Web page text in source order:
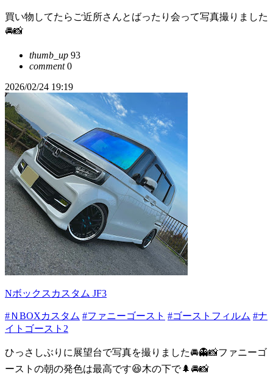
買い物してたらご近所さんとばったり会って写真撮りました
🚘📸
thumb_up 93
comment0
2026/02/24 19:19
Nボックスカスタム JF3
#ＮBOXカスタム #ファニーゴースト #ゴーストフィルム #ナ
イトゴースト2
ひっさしぶりに展望台で写真を撮りました🚘👻📸ファニーゴ
ーストの朝の発色は最高です😆木の下で🌲🚘📸